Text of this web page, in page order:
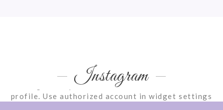
Instagram
Instagram requires authorization to view a user
profile. Use authorized account in widget settings